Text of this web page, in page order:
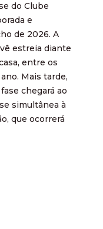
do Clube
e
de 2026. A
estreia diante
entre os
Mais tarde,
chegará ao
simultânea à
que ocorrerá